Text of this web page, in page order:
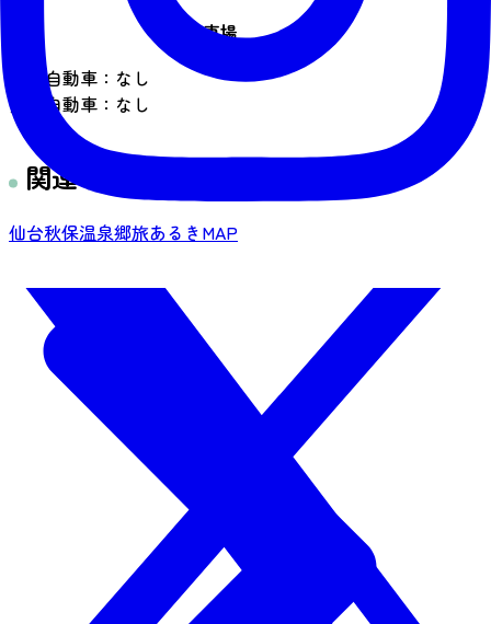
駐車場
普通自動車：なし
大型自動車：なし
関連リンク
仙台秋保温泉郷旅あるきMAP